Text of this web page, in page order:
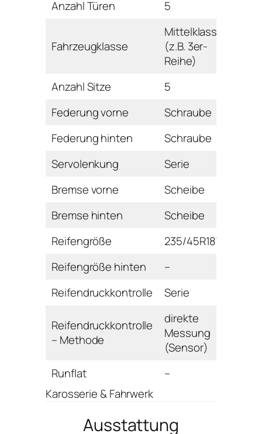
Anzahl Türen
5
Fahrzeugklasse
Mittelklasse
(z.B. 3er-
Reihe)
Anzahl Sitze
5
Federung vorne
Schraube
Federung hinten
Schraube
Servolenkung
Serie
Bremse vorne
Scheibe
Bremse hinten
Scheibe
Reifengröße
235/45R18W
Reifengröße hinten
–
Reifendruckkontrolle
Serie
Reifendruckkontrolle
– Methode
direkte
Messung
(Sensor)
Runflat
–
Karosserie & Fahrwerk
Ausstattung